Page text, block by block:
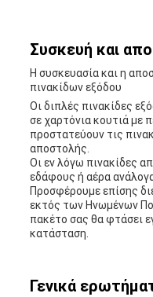
Συσκευή και
Η συσκευασία και η
πινακίδων εξόδου
Οι διπλές πινακίδες
σε χαρτόνια κουτιά με
προστατεύουν τις
αποστολής.
Οι εν λόγω πινακίδες
εδάφους ή αέρα
Προσφέρουμε επίσης
εκτός των Ηνωμένων
πακέτο σας θα φτάσει
κατάσταση.
Γενικά